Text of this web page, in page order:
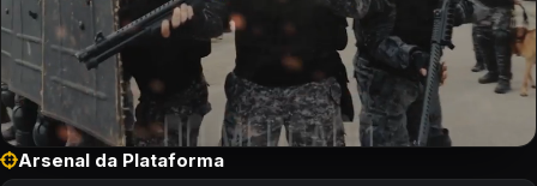
Arsenal da Plataforma